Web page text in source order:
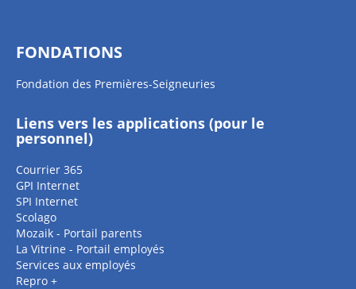
FONDATIONS
Fondation des Premières-Seigneuries
Liens vers les applications (pour le
personnel)
Courrier 365
GPI Internet
SPI Internet
Scolago
Mozaik - Portail parents
La Vitrine - Portail employés
Services aux employés
Repro +